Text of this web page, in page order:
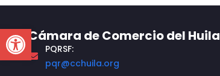
Open toolbar
Cámara de Comercio del Huila
PQRSF:
pqr@cchuila.org